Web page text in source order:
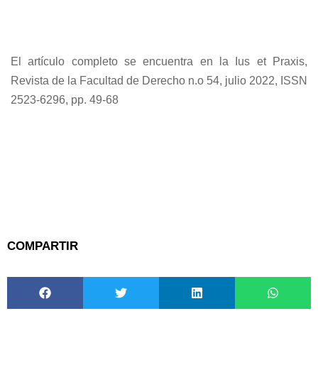
El artículo completo se encuentra en la Ius et Praxis,
Revista de la Facultad de Derecho n.o 54, julio 2022, ISSN
2523-6296, pp. 49-68
COMPARTIR